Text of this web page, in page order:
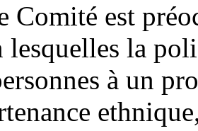
Comité est
lesquelles la
à un